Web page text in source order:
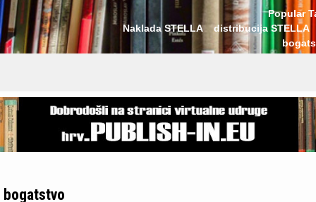
Popular
Naklada STELLA
distribucija STELLA
bogatstvo